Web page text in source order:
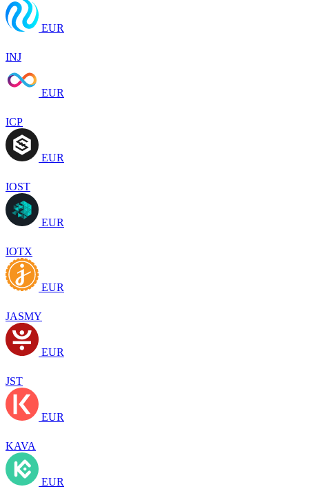
EUR
INJ
EUR
ICP
EUR
IOST
EUR
IOTX
EUR
JASMY
EUR
JST
EUR
KAVA
EUR